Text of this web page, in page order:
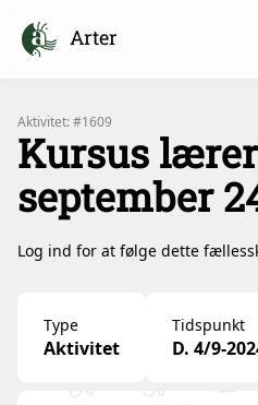
Arter
Aktivitet: #1609
Kursus
september
Log ind for at følge dette
Type
Aktivitet
Tidspunkt
D. 4/9-